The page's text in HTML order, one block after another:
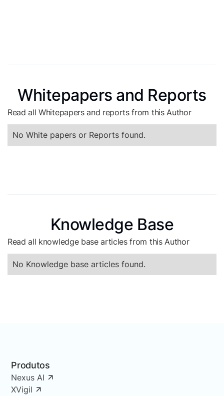
Whitepapers and Reports
Read all Whitepapers and reports from this Author
No White papers or Reports found.
Knowledge Base
Read all knowledge base articles from this Author
No Knowledge base articles found.
Produtos
Nexus AI
XVigil